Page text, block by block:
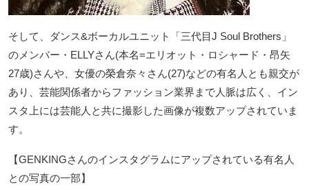
そして、ダンス&ボーカルユニット「三代目J Soul Brothers」
のメンバー・ELLYさん(本名=エリオット・ロシャード・昂矢
27歳)さんや、女優の榮倉奈々さん(27)などの有名人とも親交が
あり、芸能関係者からファッション業界まで人脈は広く、イン
スタ上には芸能人と共に撮影した画像が複数アップされていま
す。
【GENKINGさんのインスタグラムにアップされている有名人
との写真の一部】